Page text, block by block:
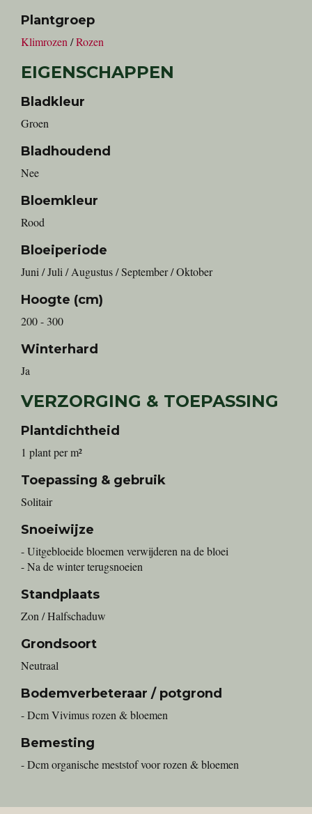
Plantgroep
Klimrozen /Rozen
EIGENSCHAPPEN
Bladkleur
Groen
Bladhoudend
Nee
Bloemkleur
Rood
Bloeiperiode
Juni / Juli / Augustus / September / Oktober
Hoogte (cm)
200 - 300
Winterhard
Ja
VERZORGING & TOEPASSING
Plantdichtheid
1 plant per m²
Toepassing & gebruik
Solitair
Snoeiwijze
- Uitgebloeide bloemen verwijderen na de bloei
- Na de winter terugsnoeien
Standplaats
Zon / Halfschaduw
Grondsoort
Neutraal
Bodemverbeteraar / potgrond
- Dcm Vivimus rozen & bloemen
Bemesting
- Dcm organische meststof voor rozen & bloemen